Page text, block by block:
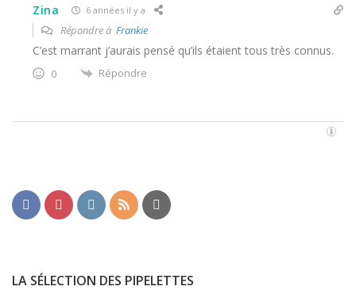
Zina 6 années il y a
Répondre à Frankie
C’est marrant j’aurais pensé qu’ils étaient tous très connus.
0 Répondre
LA SÉLECTION DES PIPELETTES